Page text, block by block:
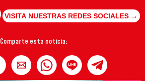
VISITA NUESTRAS REDES SOCIALES →
Comparte esta noticia: